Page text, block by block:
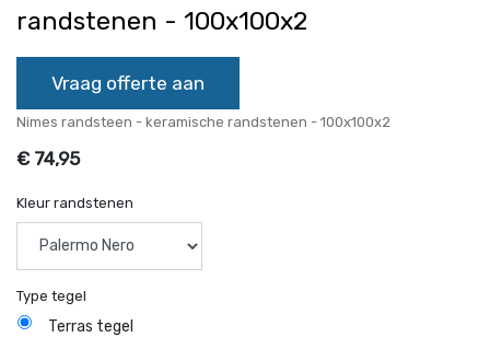
randstenen - 100x100x2
Vraag offerte aan
Nimes randsteen - keramische randstenen - 100x100x2
€ 74,95
Kleur randstenen
Type tegel
Terras tegel